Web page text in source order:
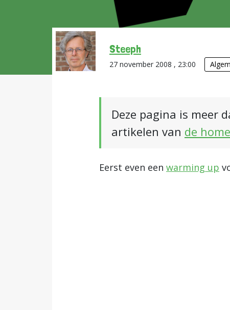
Steeph
27 november 2008 , 23:00
Deze pagina is meer
artikelen van de
Eerst even een warming up